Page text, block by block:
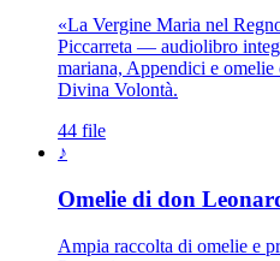
«La Vergine Maria nel
Piccarreta — audiolibro
mariana, Appendici e
Divina Volontà.
44 file
♪
Omelie di don
Ampia raccolta di omelie e